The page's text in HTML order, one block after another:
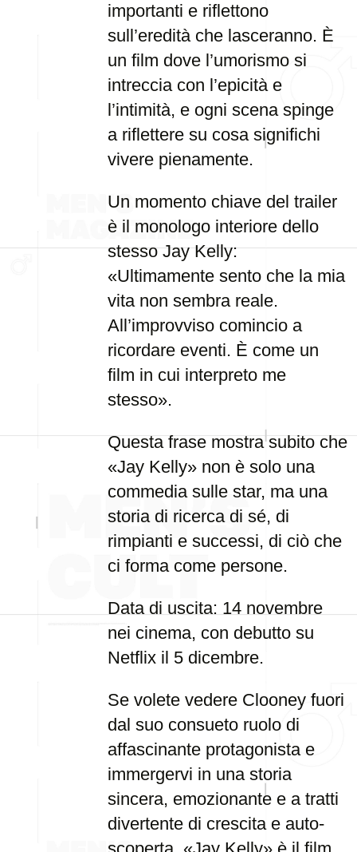
importanti e riflettono
sull’eredità che lasceranno. È
un film dove l’umorismo si
intreccia con l’epicità e
l’intimità, e ogni scena spinge
a riflettere su cosa significhi
vivere pienamente.
Un momento chiave del trailer
è il monologo interiore dello
stesso Jay Kelly:
«Ultimamente sento che la mia
vita non sembra reale.
All’improvviso comincio a
ricordare eventi. È come un
film in cui interpreto me
stesso».
Questa frase mostra subito che
«Jay Kelly» non è solo una
commedia sulle star, ma una
storia di ricerca di sé, di
rimpianti e successi, di ciò che
ci forma come persone.
Data di uscita: 14 novembre
nei cinema, con debutto su
Netflix il 5 dicembre.
Se volete vedere Clooney fuori
dal suo consueto ruolo di
affascinante protagonista e
immergervi in una storia
sincera, emozionante e a tratti
divertente di crescita e auto-